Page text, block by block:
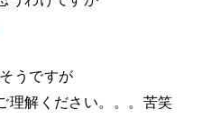
うですが
理解ください。。。苦笑